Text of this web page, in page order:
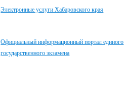
Электронные услуги Хабаровского края
Официальный информационный портал единого
государственного экзамена